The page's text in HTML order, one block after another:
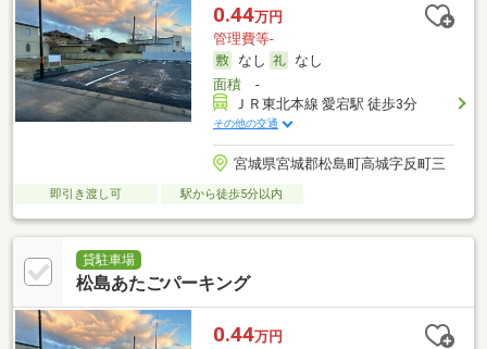
0.44万円
管理費等-
なし
なし
面積-
ＪＲ東北本線 愛宕駅 徒歩3分
その他の交通
宮城県宮城郡松島町高城字反町三
即引き渡し可 駅から徒歩5分以内
貸駐車場
松島あたごパーキング
0.44万円